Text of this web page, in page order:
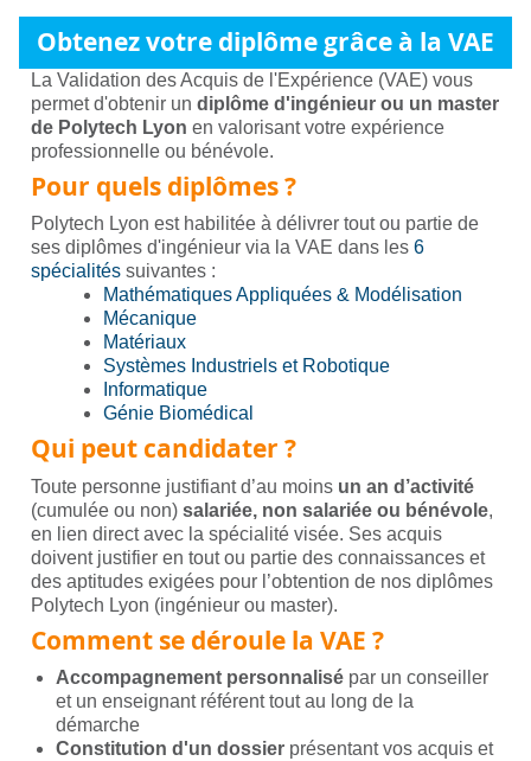
Obtenez votre diplôme grâce à la VAE
La Validation des Acquis de l'Expérience (VAE) vous
permet d'obtenir un diplôme d'ingénieur ou un master
de Polytech Lyon en valorisant votre expérience
professionnelle ou bénévole.
Pour quels diplômes ?
Polytech Lyon est habilitée à délivrer tout ou partie de
ses diplômes d'ingénieur via la VAE dans les 6
spécialités suivantes :
Mathématiques Appliquées & Modélisation
Mécanique
Matériaux
Systèmes Industriels et Robotique
Informatique
Génie Biomédical
Qui peut candidater ?
Toute personne justifiant d’au moins un an d’activité
(cumulée ou non) salariée, non salariée ou bénévole,
en lien direct avec la spécialité visée. Ses acquis
doivent justifier en tout ou partie des connaissances et
des aptitudes exigées pour l’obtention de nos diplômes
Polytech Lyon (ingénieur ou master).
Comment se déroule la VAE ?
Accompagnement personnalisé par un conseiller
et un enseignant référent tout au long de la
démarche
Constitution d'un dossier présentant vos acquis et